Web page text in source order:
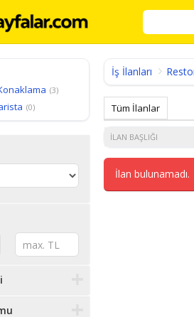
(3)
(0)
İş İlanları
Tüm İlanlar
İLAN BAŞLIĞI
İlan bulunamadı.